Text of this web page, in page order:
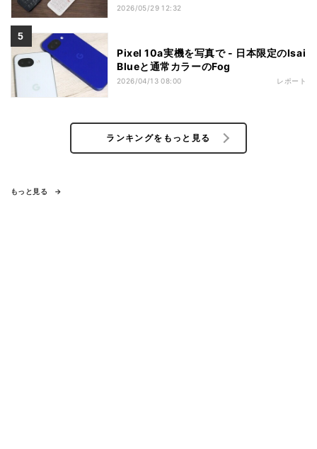
2026/05/29 12:32
Pixel 10a実機を写真で - 日本限定のIsai
Blueと通常カラーのFog
2026/04/13 08:00 レポート
ランキングをもっと見る
もっと見る